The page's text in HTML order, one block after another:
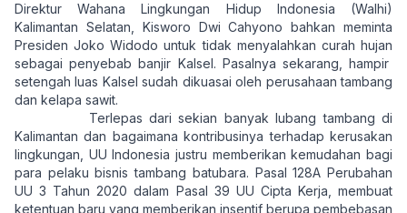
Direktur Wahana Lingkungan Hidup Indonesia (Walhi)
Kalimantan Selatan, Kisworo Dwi Cahyono bahkan meminta
Presiden Joko Widodo untuk tidak menyalahkan curah hujan
sebagai penyebab banjir Kalsel. Pasalnya sekarang, hampir
setengah luas Kalsel sudah dikuasai oleh perusahaan tambang
dan kelapa sawit.
Terlepas dari sekian banyak lubang tambang di
Kalimantan dan bagaimana kontribusinya terhadap kerusakan
lingkungan, UU Indonesia justru memberikan kemudahan bagi
para pelaku bisnis tambang batubara. Pasal 128A Perubahan
UU 3 Tahun 2020 dalam Pasal 39 UU Cipta Kerja, membuat
ketentuan baru yang memberikan insentif berupa pembebasan